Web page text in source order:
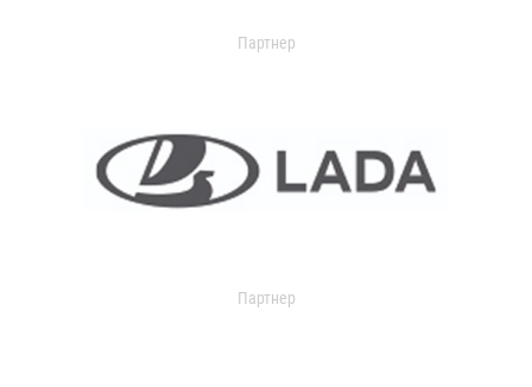
Партнер
Партнер